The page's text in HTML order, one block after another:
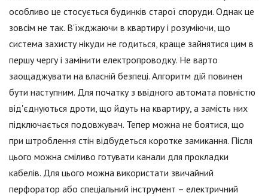
особливо це стосується будинків старої споруди. Однак це
зовсім не так. В'їжджаючи в квартиру і розуміючи, що
система захисту нікуди не годиться, краще зайнятися цим в
першу чергу і замінити електропроводку. Не варто
заощаджувати на власній безпеці. Алгоритм дій повинен
бути наступним. Для початку з ввідного автомата повністю
від'єднуються дроти, що йдуть на квартиру, а замість них
підключається подовжувач. Тепер можна не боятися, що
при штроблення стін відбудеться коротке замикання. Після
цього можна сміливо готувати канали для прокладки
кабелів. Для цього можна використати звичайний
перфоратор або спеціальний інструмент – електричний